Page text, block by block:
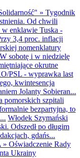
» Tygodnik
Od chwili
enklawie Tuska -
3,4 proc. inflacji
nomenklatury
W sobotę i w niedzielę
okrutne
PSL - wyprawka last
kwintesencja
Jolanty Sobieran...
pomorskich szpitali
bezpartyjna, to
Włodek Szymański
Odszedł po długim
gdańs...
» Oświadczenie Rady
Ukrainy